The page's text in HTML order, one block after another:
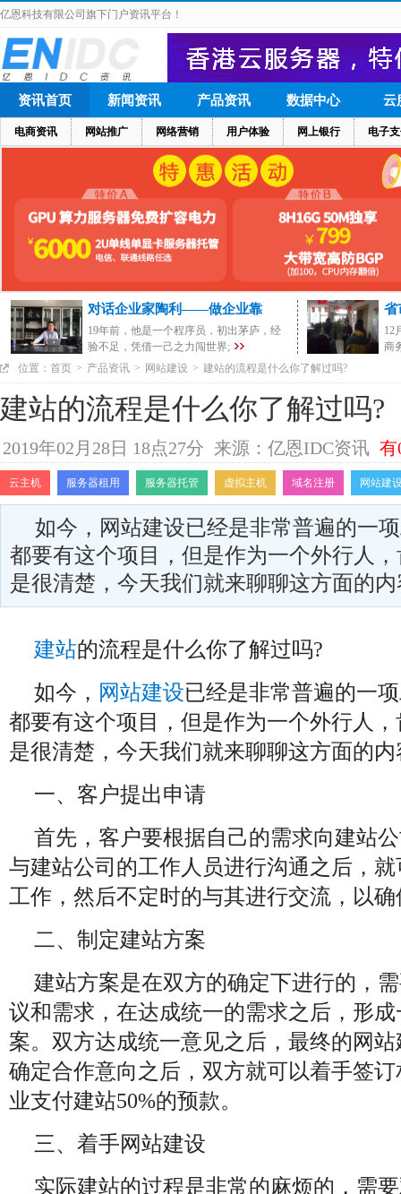
亿恩科技有限公司旗下门户资讯平台！
资讯首页
电商资讯 网站推广 网络营销 用户体验 网上银行 电子
新闻资讯 产品资讯 数据中心 云
对话企业家陶利——做企业靠
19年前，他是一个程序员，初出茅庐，经
验不足，凭借一己之力闯世界;
省
12
商
位置： 首页 > 产品资讯 > 网站建设 > 建站的流程是什么你了解过吗?
建站的流程是什么你了解过吗?
2019年02月28日 18点27分 来源：亿恩IDC资讯 有
云主机 服务器租用 服务器托管 虚拟主机 域名注册 网站建
如今，网站建设已经是非常普遍的一
都要有这个项目，但是作为一个外行人
是很清楚，今天我们就来聊聊这方面的
建站的流程是什么你了解过吗?
如今， 网站建设已经是非常普遍的一
都要有这个项目，但是作为一个外行人
是很清楚，今天我们就来聊聊这方面的内
一、客户提出申请
首先，客户要根据自己的需求向建站
与建站公司的工作人员进行沟通之后，
工作，然后不定时的与其进行交流，以
二、制定建站方案
建站方案是在双方的确定下进行的，
议和需求，在达成统一的需求之后，形
案。双方达成统一意见之后，最终的网
确定合作意向之后，双方就可以着手签
业支付建站50%的预款。
三、着手网站建设
实际建站的过程是非常的麻烦的，需